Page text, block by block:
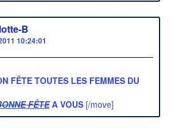
B
10:24:01
FÊTE TOUTES LES FEMMES DU
FÊTEA VOUS [/move]